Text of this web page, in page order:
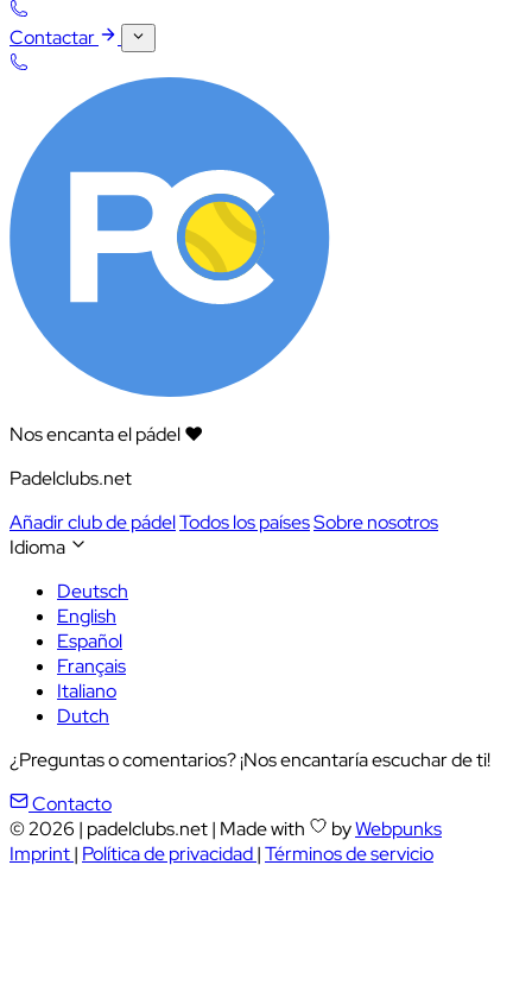
Contactar
Nos encanta el pádel ❤️
Padelclubs.net
Añadir club de pádelTodos los paísesSobre nosotros
Idioma
Deutsch
English
Español
Français
Italiano
Dutch
¿Preguntas o comentarios? ¡Nos encantaría escuchar de ti!
Contacto
© 2026 | padelclubs.net| Made with byWebpunks
Imprint| Política de privacidad|Términos de servicio